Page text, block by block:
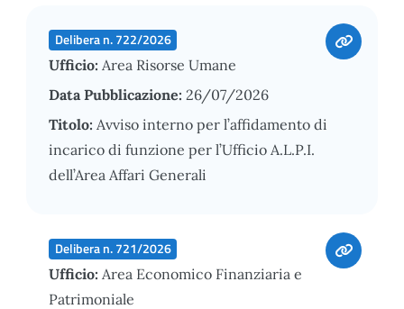
Delibera n. 722/2026
Ufficio: Area Risorse Umane
Data Pubblicazione: 26/07/2026
Titolo: Avviso interno per l’affidamento di
incarico di funzione per l’Ufficio A.L.P.I.
dell’Area Affari Generali
Delibera n. 721/2026
Ufficio: Area Economico Finanziaria e
Patrimoniale